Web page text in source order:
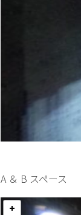
A ＆ B スペース